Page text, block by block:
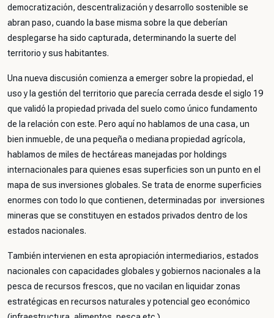
democratización, descentralización y desarrollo sostenible se
abran paso, cuando la base misma sobre la que deberían
desplegarse ha sido capturada, determinando la suerte del
territorio y sus habitantes.
Una nueva discusión comienza a emerger sobre la propiedad, el
uso y la gestión del territorio que parecía cerrada desde el siglo 19
que validó la propiedad privada del suelo como único fundamento
de la relación con este. Pero aquí no hablamos de una casa, un
bien inmueble, de una pequeña o mediana propiedad agrícola,
hablamos de miles de hectáreas manejadas por holdings
internacionales para quienes esas superficies son un punto en el
mapa de sus inversiones globales. Se trata de enorme superficies
enormes con todo lo que contienen, determinadas por inversiones
mineras que se constituyen en estados privados dentro de los
estados nacionales.
También intervienen en esta apropiación intermediarios, estados
nacionales con capacidades globales y gobiernos nacionales a la
pesca de recursos frescos, que no vacilan en liquidar zonas
estratégicas en recursos naturales y potencial geo económico